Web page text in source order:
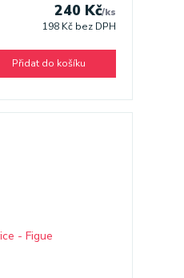
240 Kč/ks
198 Kč bez DPH
Přidat do košíku